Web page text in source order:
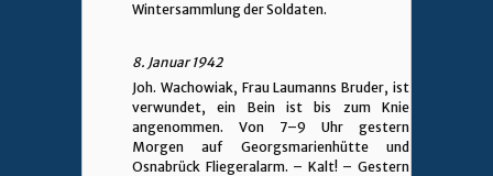
Wintersammlung der Soldaten.
8. Januar 1942
Joh. Wachowiak, Frau Laumanns Bruder, ist
verwundet, ein Bein ist bis zum Knie
angenommen. Von 7–9 Uhr gestern
Morgen auf Georgsmarienhütte und
Osnabrück Fliegeralarm. – Kalt! – Gestern